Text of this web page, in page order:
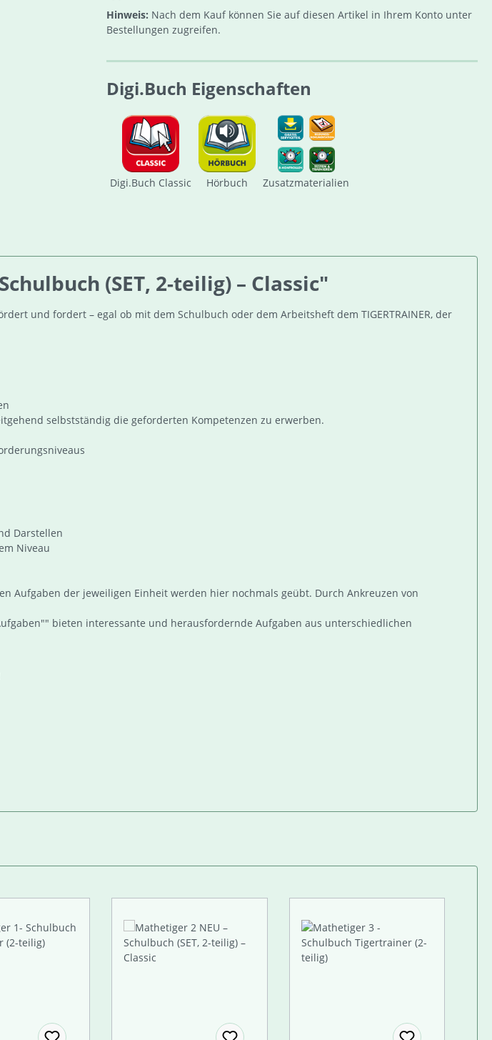
Hinweis: Nach dem Kauf können Sie auf diesen Artikel in Ihrem Konto unter
Bestellungen zugreifen.
Digi.Buch Eigenschaften
Digi.Buch Classic Hörbuch Zusatzmaterialien
(SET, 2-teilig) – Classic"
und fordert – egal ob mit dem Schulbuch oder dem Arbeitsheft dem TIGERTRAINER, der
selbstständig die geforderten Kompetenzen zu erwerben.
Darstellen
Niveau
Aufgaben der jeweiligen Einheit werden hier nochmals geübt. Durch Ankreuzen von
bieten interessante und herausfordernde Aufgaben aus unterschiedlichen